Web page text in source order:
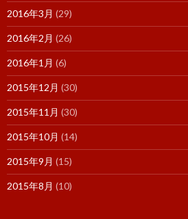
2016年3月 (29)
2016年2月 (26)
2016年1月 (6)
2015年12月 (30)
2015年11月 (30)
2015年10月 (14)
2015年9月 (15)
2015年8月 (10)